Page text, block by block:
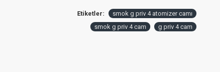
Etiketler:
smok g priv 4 atomizer camı
smok g priv 4 cam
g priv 4 cam